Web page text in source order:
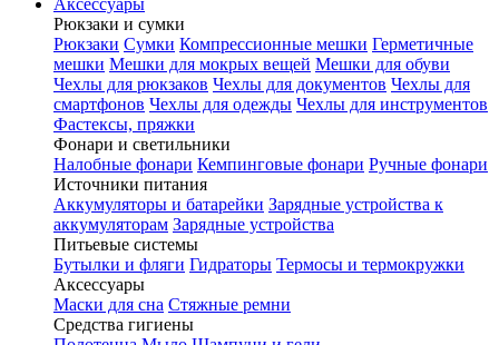
Аксессуары
Рюкзаки и сумки
Рюкзаки Сумки Компрессионные мешки Герметичные
мешки Мешки для мокрых вещей Мешки для обуви
Чехлы для рюкзаков Чехлы для документов Чехлы для
смартфонов Чехлы для одежды Чехлы для инструментов
Фастексы, пряжки
Фонари и светильники
Налобные фонари Кемпинговые фонари Ручные фонари
Источники питания
Аккумуляторы и батарейки Зарядные устройства к
аккумуляторам Зарядные устройства
Питьевые системы
Бутылки и фляги Гидраторы Термосы и термокружки
Аксессуары
Маски для сна Стяжные ремни
Средства гигиены